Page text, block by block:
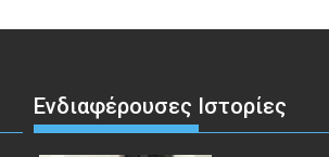
Ενδιαφέρουσες Ιστορίες